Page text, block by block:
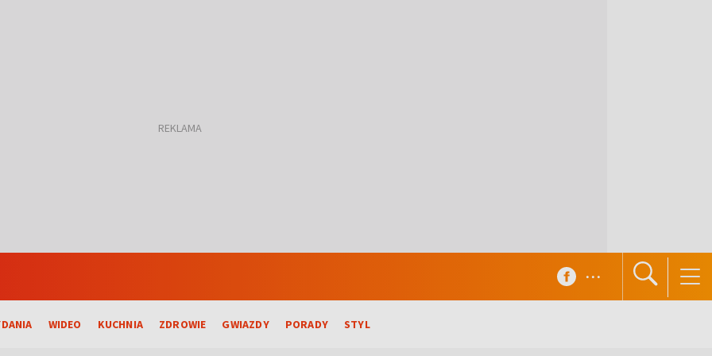
WIDEO KUCHNIA ZDROWIE GWIAZDY PORADY STYL
...